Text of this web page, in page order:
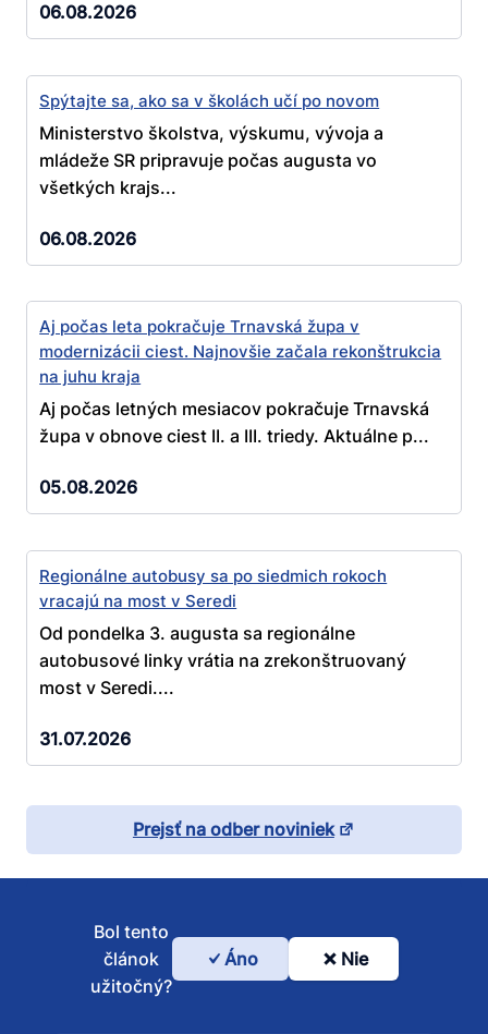
06.08.2026
Spýtajte sa, ako sa v školách učí po novom
Ministerstvo školstva, výskumu, vývoja a
mládeže SR pripravuje počas augusta vo
všetkých krajs...
06.08.2026
Aj počas leta pokračuje Trnavská župa v
modernizácii ciest. Najnovšie začala rekonštrukcia
na juhu kraja
Aj počas letných mesiacov pokračuje Trnavská
župa v obnove ciest II. a III. triedy. Aktuálne p...
05.08.2026
Regionálne autobusy sa po siedmich rokoch
vracajú na most v Seredi
Od pondelka 3. augusta sa regionálne
autobusové linky vrátia na zrekonštruovaný
most v Seredi....
31.07.2026
Prejsť na odber noviniek
Bol
Bol tento
článok
užitočný?
Áno Nie